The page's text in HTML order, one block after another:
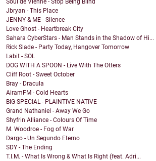
Soul de Vienne - Stop Being Blind
Jbryan - This Place
JENNY & ME - Silence
Love Ghost - Heartbreak City
Sahara CyberStars - Man Stands in the Shadow of Hi...
Rick Slade - Party Today, Hangover Tomorrow
Labit - SOL
DOG WITH A SPOON - Live With The Otters
Cliff Root - Sweet October
Bray - Dracula
AiramFM - Cold Hearts
BIG SPECIAL - PLAINTIVE NATIVE
Grand Nathaniel - Away We Go
Shyfrin Alliance - Colours Of Time
M. Woodroe - Fog of War
Dargo - Un Segundo Eterno
SDY - The Ending
T.I.M. - What Is Wrong & What Is Right (feat. Adri...